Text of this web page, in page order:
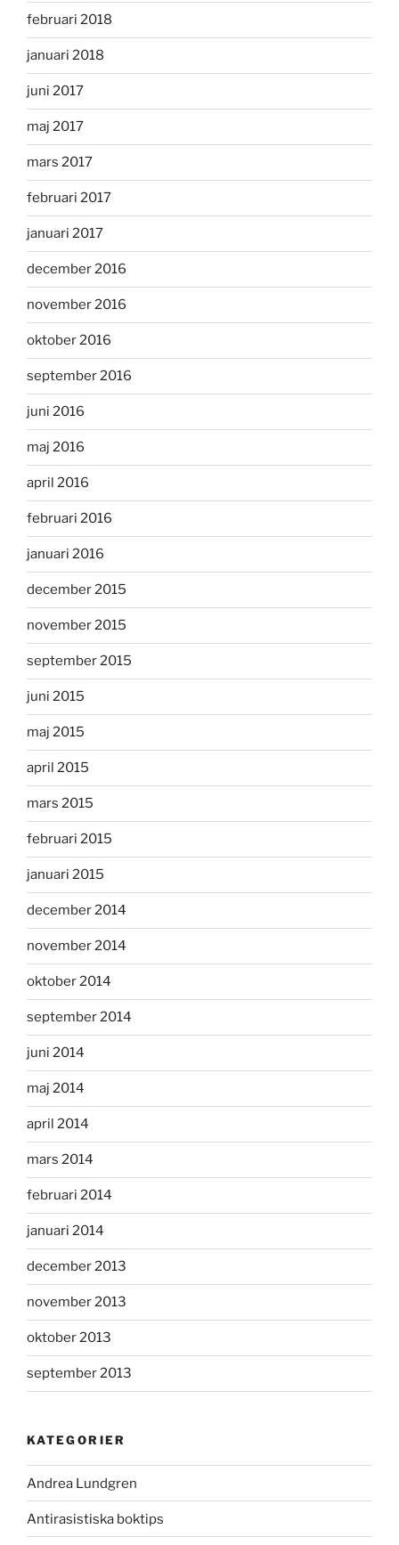
februari 2018
januari 2018
juni 2017
maj 2017
mars 2017
februari 2017
januari 2017
december 2016
november 2016
oktober 2016
september 2016
juni 2016
maj 2016
april 2016
februari 2016
januari 2016
december 2015
november 2015
september 2015
juni 2015
maj 2015
april 2015
mars 2015
februari 2015
januari 2015
december 2014
november 2014
oktober 2014
september 2014
juni 2014
maj 2014
april 2014
mars 2014
februari 2014
januari 2014
december 2013
november 2013
oktober 2013
september 2013
KATEGORIER
Andrea Lundgren
Antirasistiska boktips